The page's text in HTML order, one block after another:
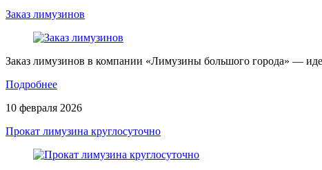
Заказ лимузинов
Заказ лимузинов в компании «Лимузины большого города» —
Подробнее
10 февраля 2026
Прокат лимузина круглосуточно